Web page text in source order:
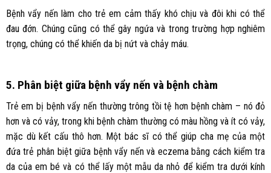
Bệnh vẩy nến làm cho trẻ em cảm thấy khó chịu và đôi khi có thể
đau đớn. Chúng cũng có thể gây ngứa và trong trường hợp nghiêm
trọng, chúng có thể khiến da bị nứt và chảy máu.
5. Phân biệt giữa bệnh vẩy nến và bệnh chàm
Trẻ em bị bệnh vẩy nến thường trông tồi tệ hơn bệnh chàm – nó đỏ
hơn và có vảy, trong khi bệnh chàm thường có màu hồng và ít có vảy,
mặc dù kết cấu thô hơn. Một bác sĩ có thể giúp cha mẹ của một
đứa trẻ phân biệt giữa bệnh vẩy nến và eczema bằng cách kiểm tra
da của em bé và có thể lấy một mẫu da nhỏ để kiểm tra dưới kính